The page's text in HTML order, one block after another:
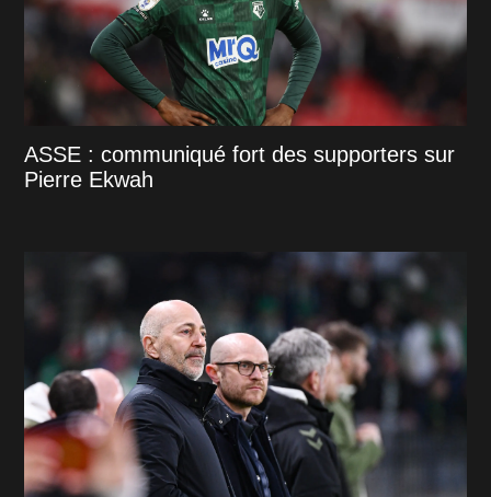
ASSE : communiqué fort des supporters sur
Pierre Ekwah